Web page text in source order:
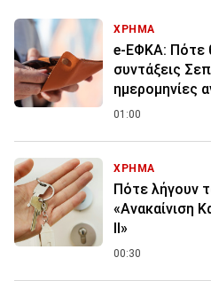
ΧΡΗΜΑ
e-ΕΦΚΑ: Πότε
συντάξεις
ημερομηνίες
01:00
ΧΡΗΜΑ
Πότε λήγουν
«Ανακαίνιση
ΙΙ»
00:30